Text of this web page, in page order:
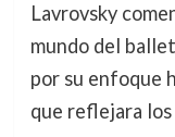
Lavrovsky
mundo del
por su enfoque
que reflejara